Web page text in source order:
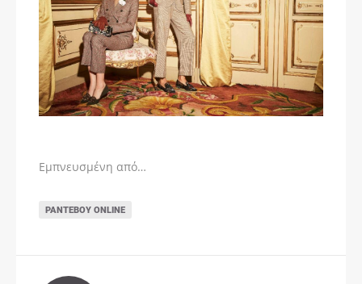
Εμπνευσμένη από…
ΡΑΝΤΕΒΟΎ ONLINE